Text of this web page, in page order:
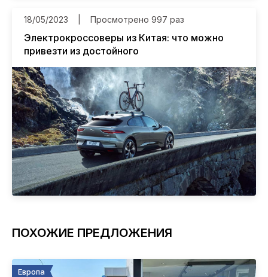
18/05/2023 Просмотрено 997 раз
Электрокроссоверы из Китая: что можно
привезти из достойного
ПОХОЖИЕ ПРЕДЛОЖЕНИЯ
Европа